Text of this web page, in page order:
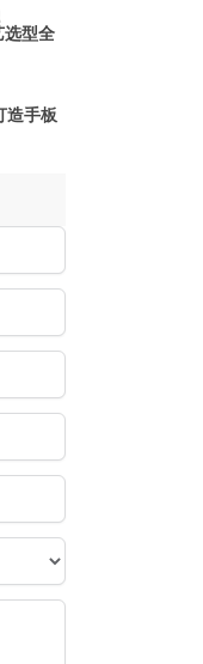
选型全
造手板